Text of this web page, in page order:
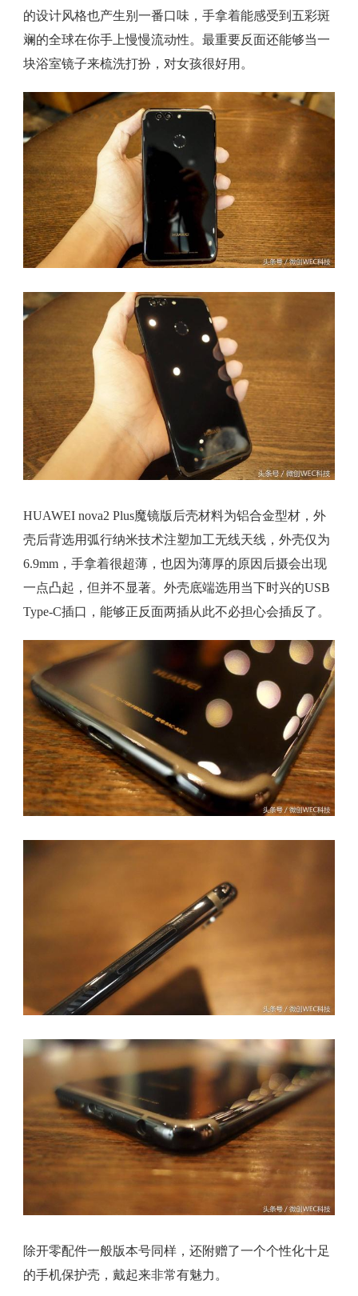
的设计风格也产生别一番口味，手拿着能感受到五彩斑
斓的全球在你手上慢慢流动性。最重要反面还能够当一
块浴室镜子来梳洗打扮，对女孩很好用。
HUAWEI nova2 Plus魔镜版后壳材料为铝合金型材，外
壳后背选用弧行纳米技术注塑加工无线天线，外壳仅为
6.9mm，手拿着很超薄，也因为薄厚的原因后摄会出现
一点凸起，但并不显著。外壳底端选用当下时兴的USB
Type-C插口，能够正反面两插从此不必担心会插反了。
除开零配件一般版本号同样，还附赠了一个个性化十足
的手机保护壳，戴起来非常有魅力。